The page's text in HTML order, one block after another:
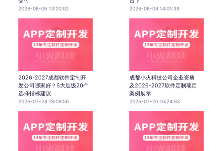
2026-08-06 13:20:02 2026-08-04 14:01:39
2026-2027成都软件定制开
发公司哪家好？5大层级20个
选择指标建议
2026-07-24 18:09:56
成都小火科技公司企业资质
及2026-2027软件定制项目
案例展示
2026-07-20 16:24:33